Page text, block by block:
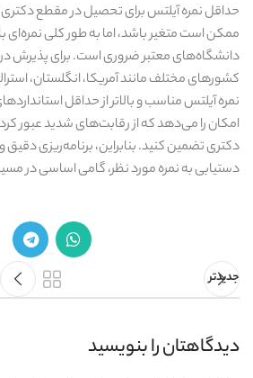
حداقل نمره آیلتس برای تحصیل در مقطع
دانشگاه‌های معتبر ضروری است. برای پذیرش
کشورهای مختلف مانند آمریکا، انگلستان،
نمره آیلتس مناسب و بالاتر از حداقل
امکان را می‌دهد که از رقابت‌های شدید عبور
دکتری تضمین کنید. بنابراین، برنامه‌ریزی
دستیابی به نمره مورد نظر، گامی اساسی در
جدیدتر
دیدگاهتان را بنویسید